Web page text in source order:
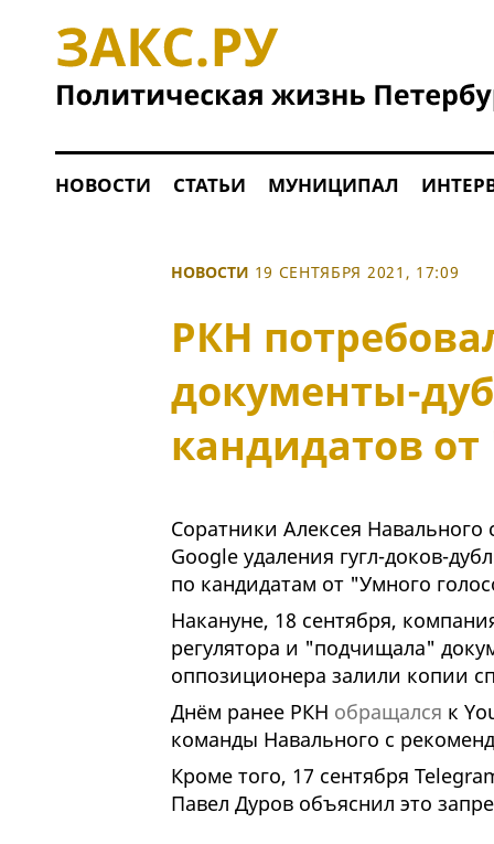
НОВОСТИ СТАТЬИ МУНИЦИПАЛ
НОВОСТИ 19 СЕНТЯБРЯ 2021, 17:09
РКН
документы-
кандидатов
Соратники Алексея
Google удаления гугл-доков-
по кандидатам от "Умного
Накануне, 18 сентября,
регулятора и "подчищала"
оппозиционера залили копии
Днём ранее РКН обращался к
команды Навального с
Кроме того, 17 сентября
Павел Дуров объяснил это